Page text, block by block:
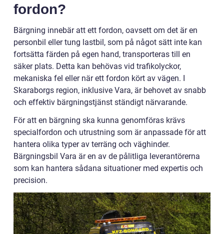
fordon?
Bärgning innebär att ett fordon, oavsett om det är en
personbil eller tung lastbil, som på något sätt inte kan
fortsätta färden på egen hand, transporteras till en
säker plats. Detta kan behövas vid trafikolyckor,
mekaniska fel eller när ett fordon kört av vägen. I
Skaraborgs region, inklusive Vara, är behovet av snabb
och effektiv bärgningstjänst ständigt närvarande.
För att en bärgning ska kunna genomföras krävs
specialfordon och utrustning som är anpassade för att
hantera olika typer av terräng och väghinder.
Bärgningsbil Vara är en av de pålitliga leverantörerna
som kan hantera sådana situationer med expertis och
precision.